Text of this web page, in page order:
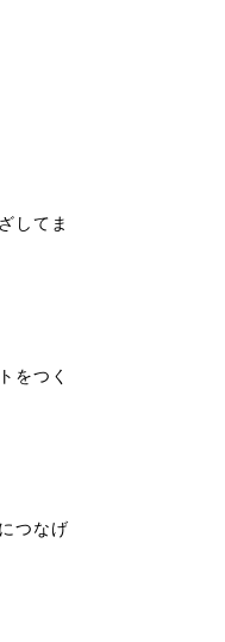
してま
をつく
つなげ